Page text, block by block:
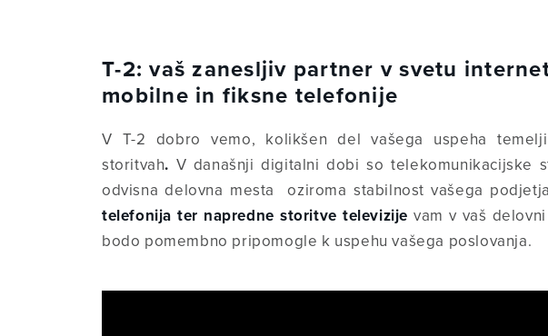
T-2: vaš zanesljiv partner v svetu
mobilne in fiksne telefonije
V T-2 dobro vemo, kolikšen del vašega uspeha
storitvah. V današnji digitalni dobi so telekomunikacijske
odvisna delovna mesta oziroma stabilnost vašega
telefonija ter napredne storitve televizije vam v vaš
bodo pomembno pripomogle k uspehu vašega poslovanja.